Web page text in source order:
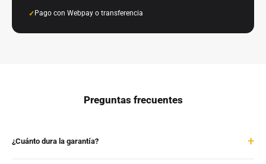
Pago con Webpay o transferencia
Preguntas frecuentes
¿Cuánto dura la garantía?